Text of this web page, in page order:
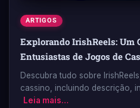
ARTIGOS
Explorando IrishReels: Um
Entusiastas de Jogos de
Descubra tudo sobre
cassino, incluindo descrição,
Leia mais…